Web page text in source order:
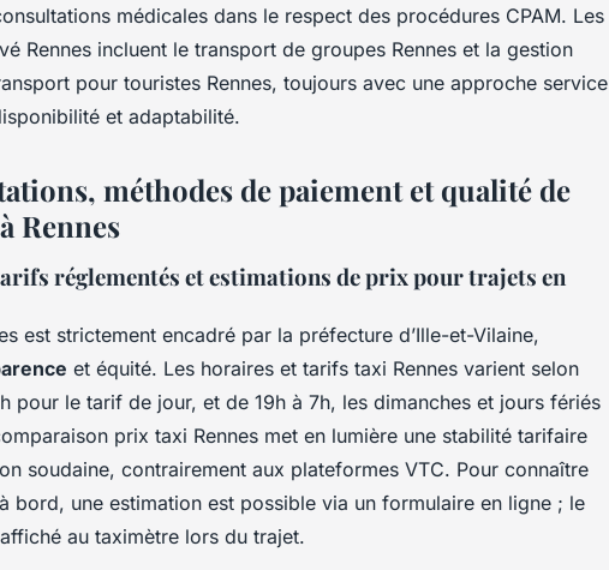
médicales dans le respect des procédures CPAM. Les
Rennes incluent le transport de groupes Rennes et la gestion
pour touristes Rennes, toujours avec une approche service
et adaptabilité.
méthodes de paiement et qualité de
Rennes
réglementés et estimations de prix pour trajets en
est strictement encadré par la préfecture d’Ille-et-Vilaine,
et équité. Les horaires et tarifs taxi Rennes varient selon
pour le tarif de jour, et de 19h à 7h, les dimanches et jours fériés
prix taxi Rennes met en lumière une stabilité tarifaire
soudaine, contrairement aux plateformes VTC. Pour connaître
bord, une estimation est possible via un formulaire en ligne ; le
au taximètre lors du trajet.